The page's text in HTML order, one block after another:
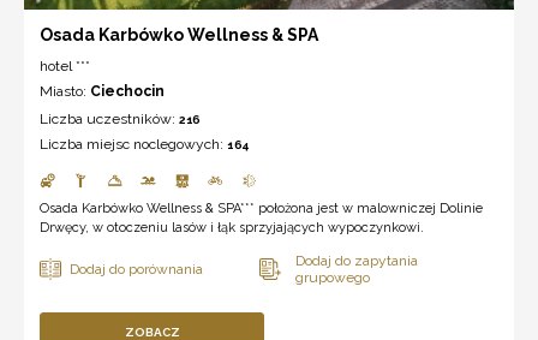
Osada Karbówko Wellness & SPA
hotel ***
Miasto: Ciechocin
Liczba uczestników: 216
Liczba miejsc noclegowych: 164
Osada Karbówko Wellness & SPA*** położona jest w malowniczej Dolinie
Drwęcy, w otoczeniu lasów i łąk sprzyjających wypoczynkowi.
ZOBACZ